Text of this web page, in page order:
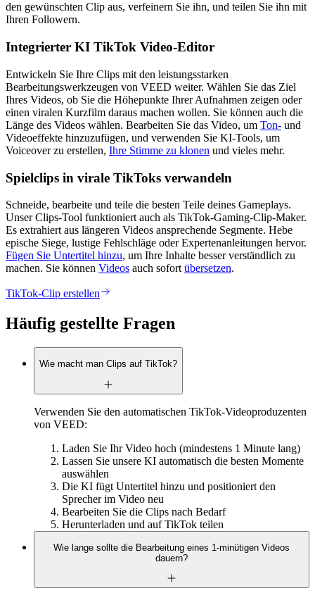
den gewünschten Clip aus, verfeinern Sie ihn, und teilen Sie ihn mit
Ihren Followern.
Integrierter KI TikTok Video-Editor
Entwickeln Sie Ihre Clips mit den leistungsstarken
Bearbeitungswerkzeugen von VEED weiter. Wählen Sie das Ziel
Ihres Videos, ob Sie die Höhepunkte Ihrer Aufnahmen zeigen oder
einen viralen Kurzfilm daraus machen wollen. Sie können auch die
Länge des Videos wählen. Bearbeiten Sie das Video, um Ton- und
Videoeffekte hinzuzufügen, und verwenden Sie KI-Tools, um
Voiceover zu erstellen, Ihre Stimme zu klonen und vieles mehr.
Spielclips in virale TikToks verwandeln
Schneide, bearbeite und teile die besten Teile deines Gameplays.
Unser Clips-Tool funktioniert auch als TikTok-Gaming-Clip-Maker.
Es extrahiert aus längeren Videos ansprechende Segmente. Hebe
epische Siege, lustige Fehlschläge oder Expertenanleitungen hervor.
Fügen Sie Untertitel hinzu, um Ihre Inhalte besser verständlich zu
machen. Sie können Videos auch sofort übersetzen.
TikTok-Clip erstellen
Häufig gestellte Fragen
Wie macht man Clips auf TikTok?
Verwenden Sie den automatischen TikTok-Videoproduzenten
von VEED:
Laden Sie Ihr Video hoch (mindestens 1 Minute lang)
Lassen Sie unsere KI automatisch die besten Momente
auswählen
Die KI fügt Untertitel hinzu und positioniert den
Sprecher im Video neu
Bearbeiten Sie die Clips nach Bedarf
Herunterladen und auf TikTok teilen
Wie lange sollte die Bearbeitung eines 1-minütigen Videos
dauern?